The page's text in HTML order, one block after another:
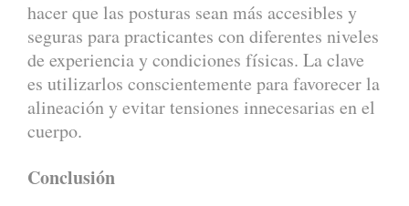
hacer que las posturas sean más accesibles y
seguras para practicantes con diferentes niveles
de experiencia y condiciones físicas. La clave
es utilizarlos conscientemente para favorecer la
alineación y evitar tensiones innecesarias en el
cuerpo.
Conclusión